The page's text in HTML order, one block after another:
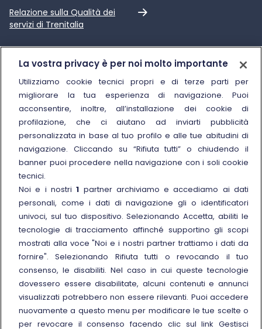
Relazione sulla Qualità dei
servizi di Trenitalia
Link esterno
Chi siamo
Sostenibilità
Trenitalia for Business
Manuale di Conservazione
Link esterno
Carriere
Link esterno
La Freccia Mag
Link esterno
Noleggia un treno charter
Viaggi di gruppo
Seguici sui social
La vostra privacy è per noi molto importante
Utilizziamo cookie tecnici propri e di terze parti per
migliorare la tua esperienza di navigazione. Puoi
acconsentire, inoltre, all’installazione dei cookie di
profilazione, che ci aiutano ad inviarti pubblicità
personalizzata in base al tuo profilo e alle tue abitudini di
navigazione. Cliccando su “Rifiuta tutti” o chiudendo il
banner puoi procedere nella navigazione con i soli cookie
tecnici.
Noi e i nostri1 partner archiviamo e accediamo ai dati
personali, come i dati di navigazione gli o identificatori
univoci, sul tuo dispositivo. Selezionando Accetta, abiliti le
tecnologie di tracciamento affinché supportino gli scopi
mostrati alla voce "Noi e i nostri partner trattiamo i dati da
fornire". Selezionando Rifiuta tutti o revocando il tuo
consenso, le disabiliti. Nel caso in cui queste tecnologie
dovessero essere disabilitate, alcuni contenuti e annunci
visualizzati potrebbero non essere rilevanti. Puoi accedere
nuovamente a questo menu per modificare le tue scelte o
per revocare il consenso facendo clic sul link Gestisci